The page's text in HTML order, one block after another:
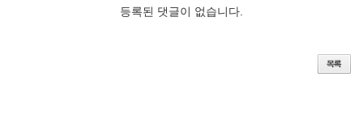
등록된 댓글이 없습니다.